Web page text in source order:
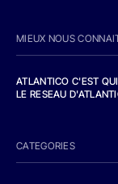
MIEUX NOUS
ATLANTICO C'EST
LE RESEAU
CATEGORIES